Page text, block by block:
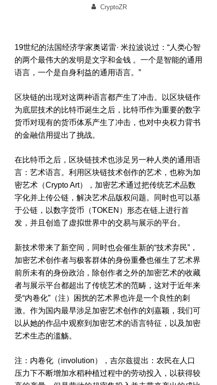
on By
CryptoZR
19世纪的法国经济学家奥诺雷· 米拉波说过：“人类心智
的两个最伟大的发明是文字和金钱 。一个是智能的通用
语言，一个是自身利益的通用语言。”
区块链的出现对这两种语言都产生了冲击。以区块链作
为底层技术的比特币诞生之后，比特币作为重要的数字
货币对现有的货币体系产生了冲击，也对中央权力背书
的金融信用提出了挑战。
在比特币之后，区块链技术也涉足另一种人类的通用语
言：艺术语言。利用区块链技术创作的艺术，也称为加
密艺术（Crypto Art），加密艺术通过把传统艺术品数
字化并上传公链，解决艺术品版权问题。同时也可以基
于公链，以数字货币（TOKEN）形态在链上进行首
发，并且创造了虚拟世界中的交易与展示的平台。
新技术带来了新空间，同时也会催生新的“技术弃民”，
加密艺术创作者与极客群体的身份重叠也催生了艺术界
前所未有的身份政治，除创作者之外的加密艺术的收藏
者与展示平台都超出了传统艺术的范畴，这对于近年来
受“内卷化”（注）困扰的艺术界也许是一个良性的刺
激。作为国内最早涉足加密艺术创作的刘嘉颖，我们可
以从她的作品中观察到加密艺术的语言特征，以及加密
艺术生态的滥觞。
注：内卷化（involution），吉尔兹提出：农民在人口
压力下不断增加水稻种植过程中的劳动投入，以获得较